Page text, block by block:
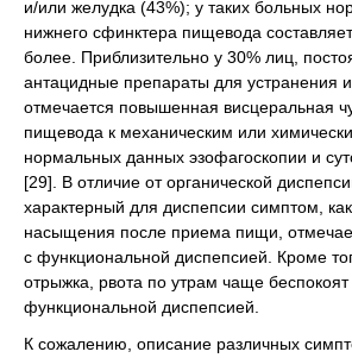
и/или желудка (43%); у таких больных
нижнего сфинктера пищевода
более. Приблизительно у 30% лиц,
антацидные препараты для устранения
отмечается повышенная висцеральная
пищевода к механическим или
нормальных данных эзофагоскопии и
[29]. В отличие от органической
характерный для диспепсии симптом,
насыщения после приема пищи,
с функциональной диспепсией. Кроме
отрыжка, рвота по утрам чаще
функциональной диспепсией.
К сожалению, описание различных